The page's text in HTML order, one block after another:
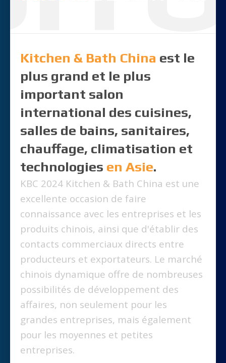
Kitchen & Bath China est le
plus grand et le plus
important salon
international des cuisines,
salles de bains, sanitaires,
chauffage, climatisation et
technologies en Asie.
KBC 2024 Kitchen & Bath China est une
excellente occasion de faire
connaissance avec les entreprises et les
produits chinois, ainsi que d'établir des
contacts commerciaux directs entre
producteurs et exportateurs. Le marché
chinois dynamique offre de nombreuses
possibilités de développement des
affaires, non seulement pour les
grandes entreprises, mais également
pour les moyennes et petites
entreprises.